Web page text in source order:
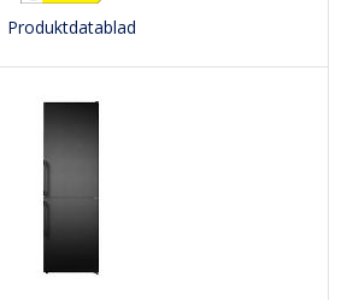
Produktdatablad